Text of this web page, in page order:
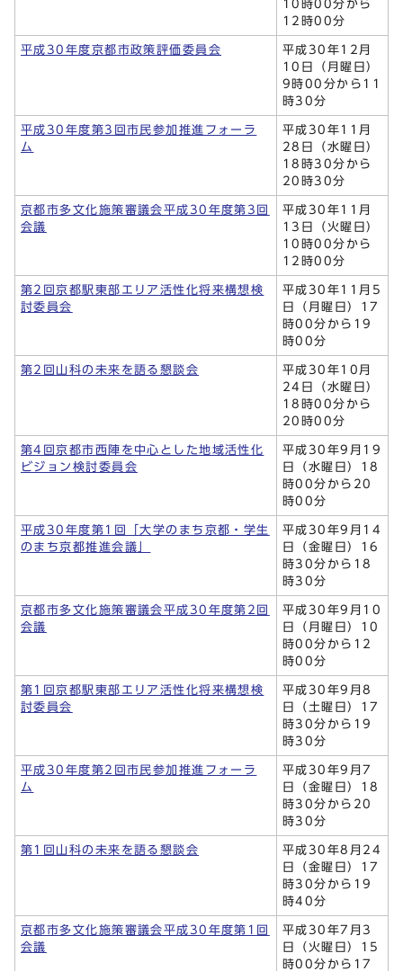
10時00分から
12時00分
平成30年度京都市政策評価委員会
平成30年12月
10日（月曜日）
9時00分から11
時30分
平成30年度第3回市民参加推進フォーラ
ム
平成30年11月
28日（水曜日）
18時30分から
20時30分
京都市多文化施策審議会平成30年度第3回
会議
平成30年11月
13日（火曜日）
10時00分から
12時00分
第2回京都駅東部エリア活性化将来構想検
討委員会
平成30年11月5
日（月曜日）17
時00分から19
時00分
第2回山科の未来を語る懇談会
平成30年10月
24日（水曜日）
18時00分から
20時00分
第4回京都市西陣を中心とした地域活性化
ビジョン検討委員会
平成30年9月19
日（水曜日）18
時00分から20
時00分
平成30年度第1回「大学のまち京都・学生
のまち京都推進会議」
平成30年9月14
日（金曜日）16
時30分から18
時30分
京都市多文化施策審議会平成30年度第2回
会議
平成30年9月10
日（月曜日）10
時00分から12
時00分
第1回京都駅東部エリア活性化将来構想検
討委員会
平成30年9月8
日（土曜日）17
時30分から19
時30分
平成30年度第2回市民参加推進フォーラ
ム
平成30年9月7
日（金曜日）18
時30分から20
時30分
第1回山科の未来を語る懇談会
平成30年8月24
日（金曜日）17
時30分から19
時40分
京都市多文化施策審議会平成30年度第1回
会議
平成30年7月3
日（火曜日）15
時00分から17